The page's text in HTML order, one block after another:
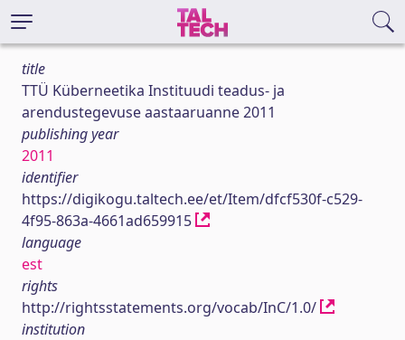
title
TTÜ Küberneetika Instituudi teadus- ja
arendustegevuse aastaaruanne 2011
publishing year
2011
identifier
https://digikogu.taltech.ee/et/Item/dfcf530f-c529-
4f95-863a-4661ad659915
language
est
rights
http://rightsstatements.org/vocab/InC/1.0/
institution